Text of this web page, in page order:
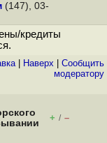
(147), 03-
кредиты
| Наверх
Cообщить
модератору
+ / –